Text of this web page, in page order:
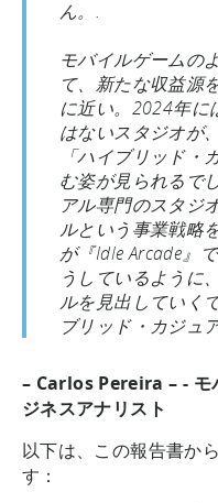
ん。.
モバイルゲームの
て、新たな収益源
に近い。2024年に
はないスタジオが
「ハイブリッド
む姿が見られるで
アル専門のスタジ
ルという事業戦略
が『Idle Arcade』
うしているように
ルを見出していく
ブリッド・カジュ
– Carlos Pereira – - モ
ジネスアナリスト
以下は、この報告書か
す：